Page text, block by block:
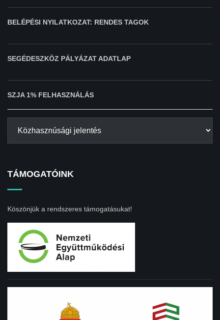
BELÉPÉSI NYILATKOZAT: RENDES TAGOK
SEGÉDESZKÖZ PÁLYÁZAT ADATLAP
SZJA 1% FELHASZNÁLÁS
TÁMOGATÓINK
Köszönjük a rendszeres támogatásukat!